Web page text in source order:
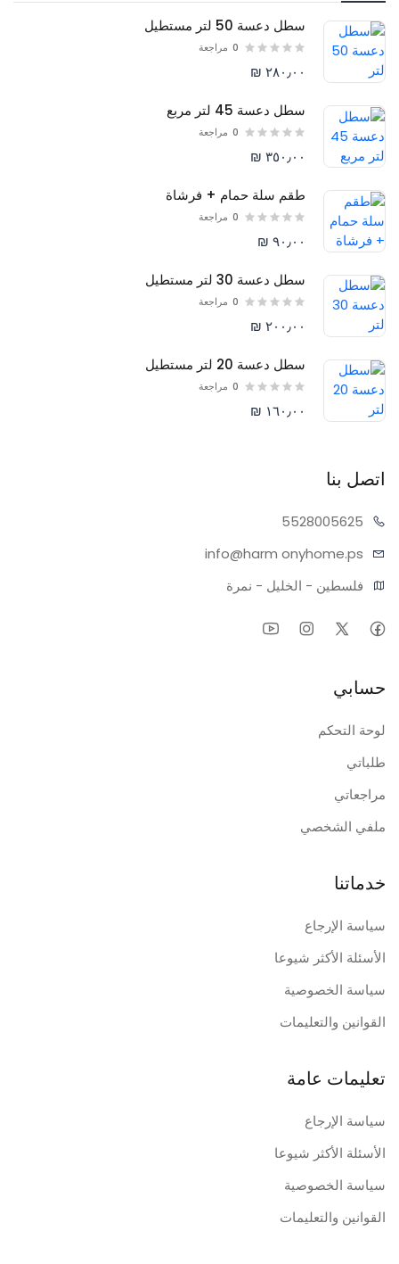
سطل دعسة 50 لتر مستطيل
0 مراجعة
٢٨٠٫٠٠ ₪
سطل دعسة 45 لتر مربع
0 مراجعة
٣٥٠٫٠٠ ₪
طقم سلة حمام + فرشاة
0 مراجعة
٩٠٫٠٠ ₪
سطل دعسة 30 لتر مستطيل
0 مراجعة
٢٠٠٫٠٠ ₪
سطل دعسة 20 لتر مستطيل
0 مراجعة
١٦٠٫٠٠ ₪
اتصل بنا
05625
55280
info@harm onyhome.ps
فلسطين - الخليل - نمرة
حسابي
لوحة التحكم
طلباتي
مراجعاتي
ملفي الشخصي
خدماتنا
سياسة الإرجاع
الأسئلة الأكثر شيوعا
سياسة الخصوصية
القوانين والتعليمات
تعليمات عامة
سياسة الإرجاع
الأسئلة الأكثر شيوعا
سياسة الخصوصية
القوانين والتعليمات